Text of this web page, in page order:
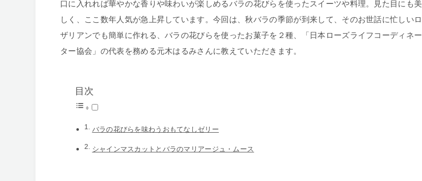
口に入れれば華やかな香りや味わいが楽しめるバラの花びらを使ったスイーツや料理。見た目にも美
しく、ここ数年人気が急上昇しています。今回は、秋バラの季節が到来して、そのお世話に忙しいロ
ザリアンでも簡単に作れる、バラの花びらを使ったお菓子を２種、「日本ローズライフコーディネー
ター協会」の代表を務める元木はるみさんに教えていただきます。
目次
バラの花びらを味わうおもてなしゼリー
シャインマスカットとバラのマリアージュ・ムース